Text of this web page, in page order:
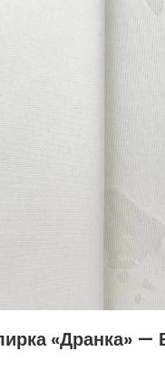
увеличить
«Дранка»